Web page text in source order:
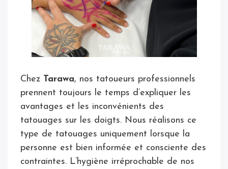
Chez Tarawa, nos tatoueurs professionnels
prennent toujours le temps d’expliquer les
avantages et les inconvénients des
tatouages sur les doigts. Nous réalisons ce
type de tatouages uniquement lorsque la
personne est bien informée et consciente des
contraintes. L’hygiène irréprochable de nos